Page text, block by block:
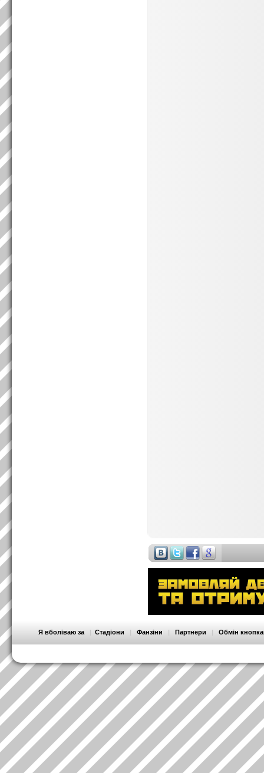
Я вболіваю за | Стадіони | Фанзіни | Партнери | Обмін